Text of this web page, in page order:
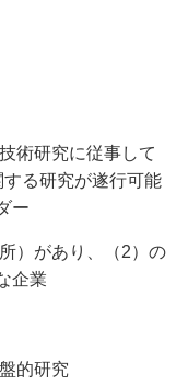
術研究に従事して
る研究が遂行可能
ー
）があり、（2）の
企業
的研究